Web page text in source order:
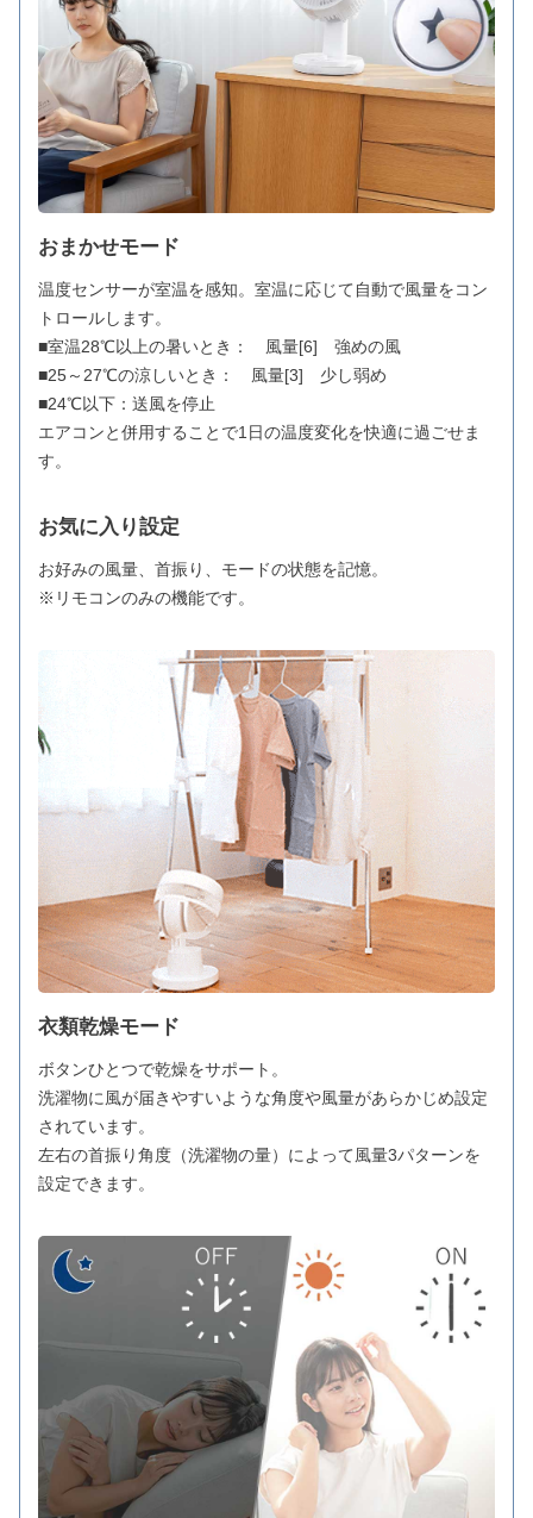
おまかせモード
温度センサーが室温を感知。室温に応じて自動で風量をコン
トロールします。
■室温28℃以上の暑いとき： 風量[6] 強めの風
■25～27℃の涼しいとき： 風量[3] 少し弱め
■24℃以下：送風を停止
エアコンと併用することで1日の温度変化を快適に過ごせま
す。
お気に入り設定
お好みの風量、首振り、モードの状態を記憶。
※リモコンのみの機能です。
衣類乾燥モード
ボタンひとつで乾燥をサポート。
洗濯物に風が届きやすいような角度や風量があらかじめ設定
されています。
左右の首振り角度（洗濯物の量）によって風量3パターンを
設定できます。